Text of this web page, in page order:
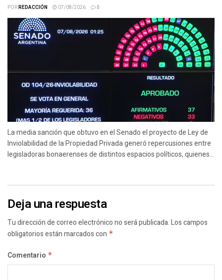
PORREDACCIÓN 07/08/2026 0
La media sanción que obtuvo en el Senado el proyecto de Ley de
Inviolabilidad de la Propiedad Privada generó repercusiones entre
legisladoras bonaerenses de distintos espacios políticos, quienes...
Deja una respuesta
Tu dirección de correo electrónico no será publicada.Los campos
obligatorios están marcados con *
Comentario *